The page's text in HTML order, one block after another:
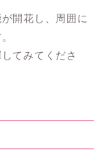
開花し、周囲に
てみてくださ